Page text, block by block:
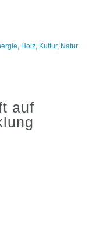
, Holz, Kultur, Natur
auf